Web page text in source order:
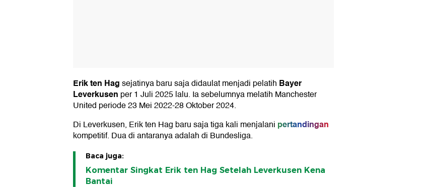
Erik ten Hagsejatinya baru saja didaulat menjadi pelatih Bayer
Leverkusen per 1 Juli 2025 lalu. Ia sebelumnya melatih Manchester
United periode 23 Mei 2022-28 Oktober 2024.
Di Leverkusen, Erik ten Hag baru saja tiga kali menjalani pertandingan
kompetitif. Dua di antaranya adalah di Bundesliga.
Baca juga:
Komentar Singkat Erik ten Hag Setelah Leverkusen Kena
Bantai